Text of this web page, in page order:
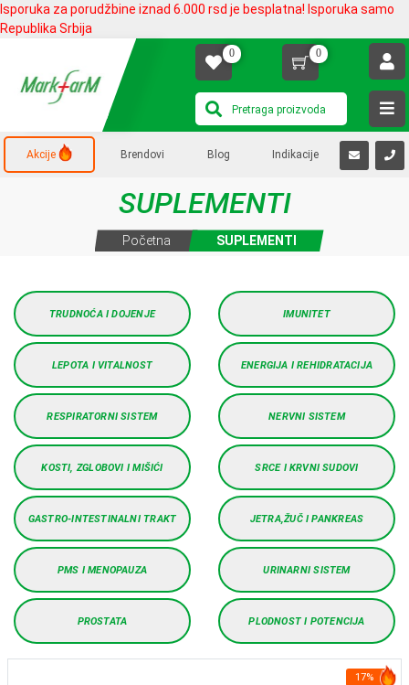
Isporuka za porudžbine iznad 6.000 rsd je besplatna! Isporuka samo
Republika Srbija
0 0
Akcije Brendovi Blog Indikacije
SUPLEMENTI
Početna SUPLEMENTI
TRUDNOĆA I DOJENJE IMUNITET
LEPOTA I VITALNOST ENERGIJA I REHIDRATACIJA
RESPIRATORNI SISTEM NERVNI SISTEM
KOSTI, ZGLOBOVI I MIŠIĆI SRCE I KRVNI SUDOVI
GASTRO-INTESTINALNI TRAKT JETRA,ŽUČ I PANKREAS
PMS I MENOPAUZA URINARNI SISTEM
PROSTATA PLODNOST I POTENCIJA
17%